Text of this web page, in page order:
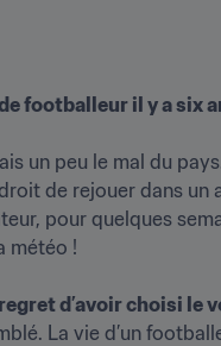
footballeur il y a six
un peu le mal du
de rejouer dans
pour quelques
météo !
d’avoir choisi le
La vie d’un